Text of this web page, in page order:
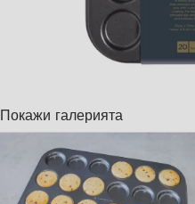
Покажи галерията